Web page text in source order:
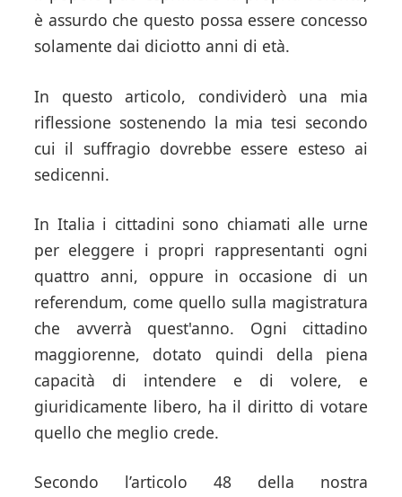
è assurdo che questo possa essere concesso
solamente dai diciotto anni di età.
In questo articolo, condividerò una mia
riflessione sostenendo la mia tesi secondo
cui il suffragio dovrebbe essere esteso ai
sedicenni.
In Italia i cittadini sono chiamati alle urne
per eleggere i propri rappresentanti ogni
quattro anni, oppure in occasione di un
referendum, come quello sulla magistratura
che avverrà quest'anno. Ogni cittadino
maggiorenne, dotato quindi della piena
capacità di intendere e di volere, e
giuridicamente libero, ha il diritto di votare
quello che meglio crede.
Secondo l’articolo 48 della nostra